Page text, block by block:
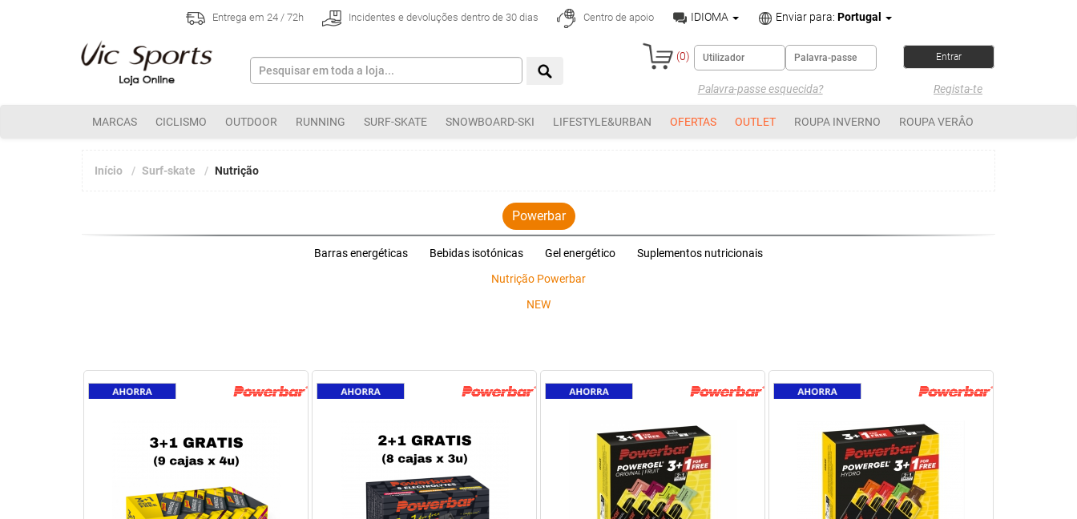
Entrega em 24 / 72h Incidentes e devoluções dentro de 30 dias Centro de apoio IDIOMA Enviar para: Portugal
(0)
Palavra-passe esquecida? Regista-te
MARCAS CICLISMO OUTDOOR RUNNING SURF-SKATE SNOWBOARD-SKI LIFESTYLE&URBAN OFERTAS OUTLET ROUPA INVERNO ROUPA VERÂO
Início Surf-skate Nutrição
Powerbar
Barras energéticas Bebidas isotónicas Gel energético
Suplementos nutricionais
Nutrição Powerbar
NEW